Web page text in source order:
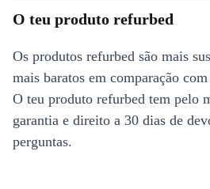
O teu produto refurbed
Os produtos refurbed são mais
mais baratos em comparação
O teu produto refurbed tem pelo
garantia e direito a 30 dias de
perguntas.